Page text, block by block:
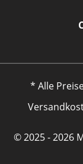
* Alle
© 2025 - 2026